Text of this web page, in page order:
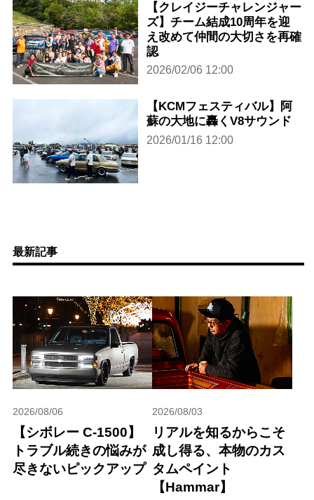
【クレイジーチャレンジャー
ズ】チーム結成10周年を迎
え改めて仲間の大切さを再確
認
2026/02/06 12:00
【KCMフェスティバル】阿
蘇の大地に轟くV8サウンド
2026/01/16 12:00
最新記事
2026/08/06
【シボレー C-1500】
トラブル続きの悩みが
尽きないピックアップ
2026/08/03
リアルを知るからこそ
成し得る、本物のカス
タムペイント
【Hammar】